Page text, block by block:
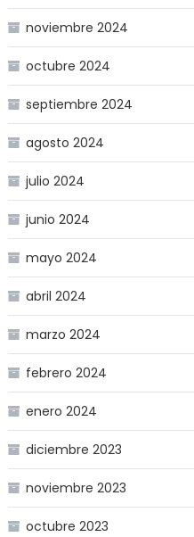
noviembre 2024
octubre 2024
septiembre 2024
agosto 2024
julio 2024
junio 2024
mayo 2024
abril 2024
marzo 2024
febrero 2024
enero 2024
diciembre 2023
noviembre 2023
octubre 2023